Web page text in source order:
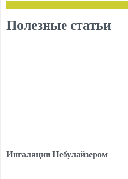
Полезные статьи
Ингаляции Небулайзером